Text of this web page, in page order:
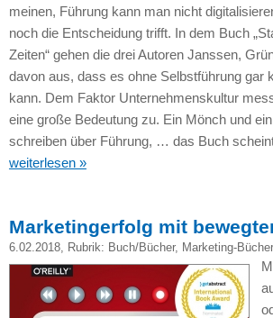
meinen, Führung kann man nicht
noch die Entscheidung trifft. In dem Buch
Zeiten“ gehen die drei Autoren Janssen,
davon aus, dass es ohne Selbstführung gar
kann. Dem Faktor Unternehmenskultur
eine große Bedeutung zu. Ein Mönch und
schreiben über Führung, … das Buch
weiterlesen »
Marketingerfolg mit
6.02.2018, Rubrik: Buch/Bücher, Marketing-Bücher